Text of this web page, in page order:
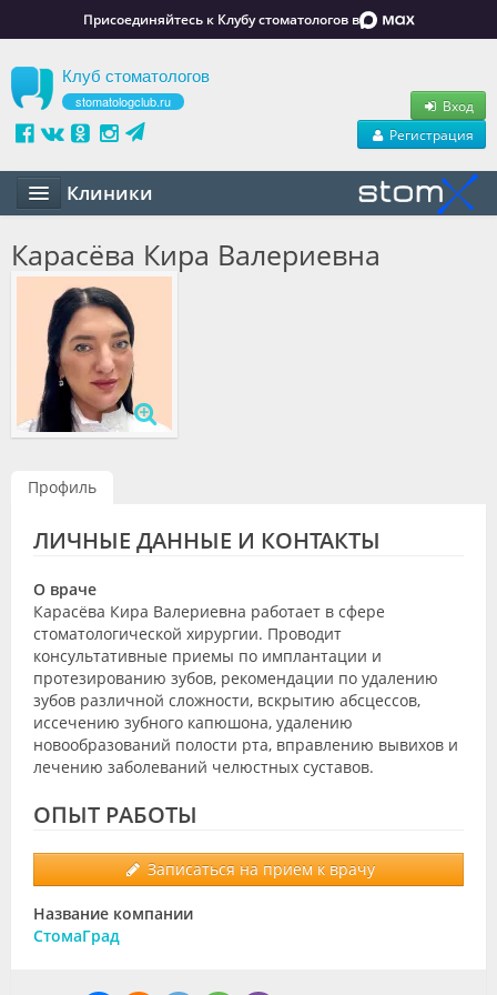
Присоединяйтесь к Клубу стоматологов в
Клуб стоматологов
stomatologclub.ru
Вход
Регистрация
Клиники
Маркет
Обучение
Вакансии
Резюме
Клиники
Специалисты
Галерея
Блоги
Карасёва Кира Валериевна
Профиль
ЛИЧНЫЕ ДАННЫЕ И КОНТАКТЫ
О враче
Карасёва Кира Валериевна работает в сфере
стоматологической хирургии. Проводит
консультативные приемы по имплантации и
протезированию зубов, рекомендации по удалению
зубов различной сложности, вскрытию абсцессов,
иссечению зубного капюшона, удалению
новообразований полости рта, вправлению вывихов и
лечению заболеваний челюстных суставов.
ОПЫТ РАБОТЫ
Записаться на прием к врачу
Название компании
СтомаГрад